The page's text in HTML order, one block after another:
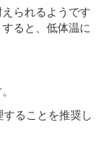
られるようです
ると、低体温に
ることを推奨し